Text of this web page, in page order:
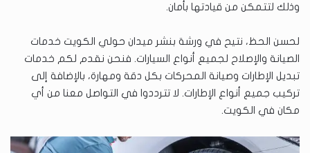
وذلك لتتمكن من قيادتها بأمان.
لحسن الحظ، نتيح في ورشة بنشر ميدان حولي الكويت خدمات
الصيانة والإصلاح لجميع أنواع السيارات. فنحن نقدم لكم خدمات
تبديل الإطارات وصيانة المحركات بكل دقة ومهارة، بالإضافة إلى
تركيب جميع أنواع الإطارات. لا تترددوا في التواصل معنا من أي
مكان في الكويت.